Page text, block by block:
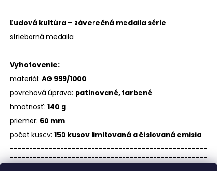
Ľudová kultúra – záverečná medaila série
strieborná medaila
Vyhotovenie:
materiál: AG 999/1000
povrchová úprava: patinované, farbené
hmotnosť: 140 g
priemer: 60 mm
počet kusov: 150 kusov limitovaná a číslovaná emisia
---------------------------------------------------
---------------------------------------------------